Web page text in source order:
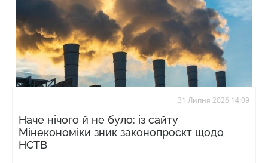
31 Липня 2026 14:09
Наче нічого й не було: із сайту
Мінекономіки зник законопроєкт щодо
НСТВ